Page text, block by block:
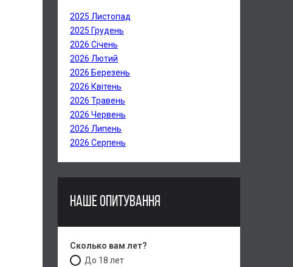
2025 Листопад
2025 Грудень
2026 Січень
2026 Лютий
2026 Березень
2026 Квітень
2026 Травень
2026 Червень
2026 Липень
2026 Серпень
НАШЕ ОПИТУВАННЯ
Сколько вам лет?
До 18 лет